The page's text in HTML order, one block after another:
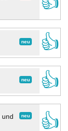
neu
👍
neu
👍
neu
und
👍